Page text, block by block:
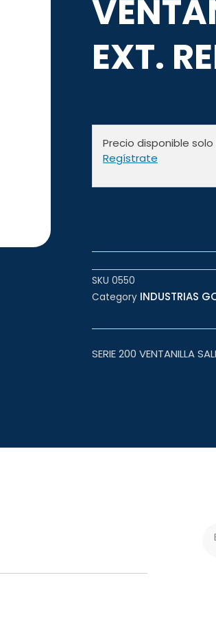
EXT.
Precio disponible
Regístrate
SKU 0550
Category INDUSTRIAS
SERIE 200 VENTANILLA